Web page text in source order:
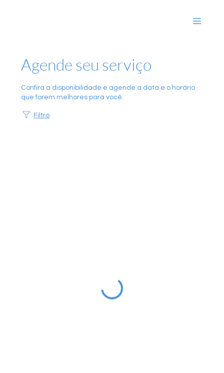
Agende seu serviço
Confira a disponibilidade e agende a data e o horário
que forem melhores para você.
Filtro